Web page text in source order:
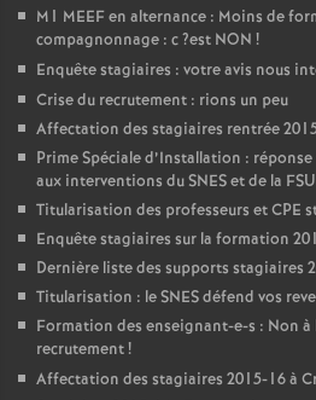
M1 MEEFen alternance : Moins de
compagnonnage : c?est NON !
Enquête stagiaires : votre avis nous
Crise du recrutement : rions un peu
Affectation des stagiaires rentrée
Prime Spéciale d’Installation :
aux interventions duSNESet de la FSU
Titularisation des professeurs etCPE
Enquête stagiaires sur la formation
Dernière liste des supports stagiaires
Titularisation : leSNESdéfend vos
Formation des enseignant-e-s : Non à
recrutement!
Affectation des stagiaires 2015-16 à